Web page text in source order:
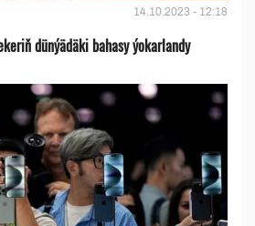
14.10.2023 - 12:18
dünýädäki bahasy ýokarlandy